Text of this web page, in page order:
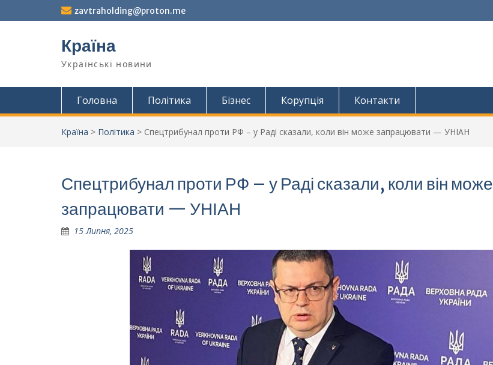
до
zavtraholding@proton.me
Країна
Українські новини
Головна Політика Бізнес Корупція Контакти
Країна > Політика > Спецтрибунал проти РФ – у Раді сказали, коли він може запрацювати — УНІАН
Спецтрибунал проти РФ – у Раді сказали, коли він може
запрацювати — УНІАН
15 Липня, 2025